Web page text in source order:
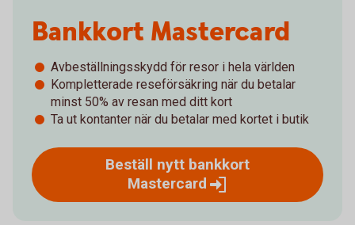
Bankkort Mastercard
Avbeställningsskydd för resor i hela världen
Kompletterade reseförsäkring när du betalar
minst 50% av resan med ditt kort
Ta ut kontanter när du betalar med kortet i butik
Beställ nytt bankkort
Mastercard